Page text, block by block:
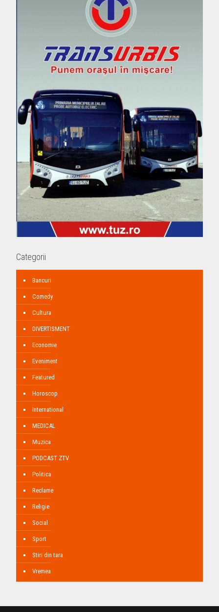
Categorii
Bancuri
Comedy
Cultura
DIVERTISMENT
Economie
Eveniment
Featured
Horoscop
International
MEDICAL
Muzica
PODCAST ZTV
Politica
Reclame
Religie
Social
Sport
Stiri din tara
Vremea